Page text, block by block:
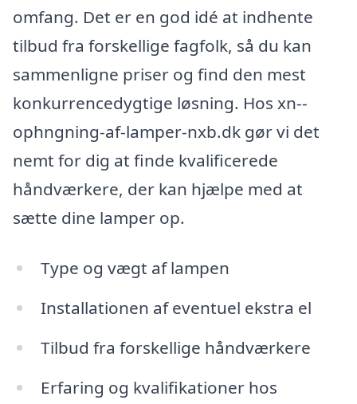
omfang. Det er en god idé at indhente
tilbud fra forskellige fagfolk, så du kan
sammenligne priser og find den mest
konkurrencedygtige løsning. Hos xn--
ophngning-af-lamper-nxb.dk gør vi det
nemt for dig at finde kvalificerede
håndværkere, der kan hjælpe med at
sætte dine lamper op.
Type og vægt af lampen
Installationen af eventuel ekstra el
Tilbud fra forskellige håndværkere
Erfaring og kvalifikationer hos